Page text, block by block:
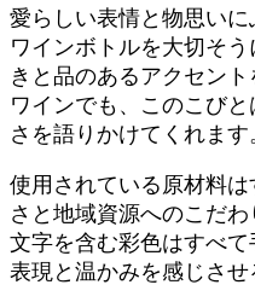
ル
を
持
つ」
（緑
／
個
愛らしい表情と物思い
ワインボトルを大切そ
きと品のあるアクセン
ワインでも、このこび
さを語りかけてくれます
使用されている原材料
さと地域資源へのこだ
文字を含む彩色はすべ
表現と温かみを感じさせ